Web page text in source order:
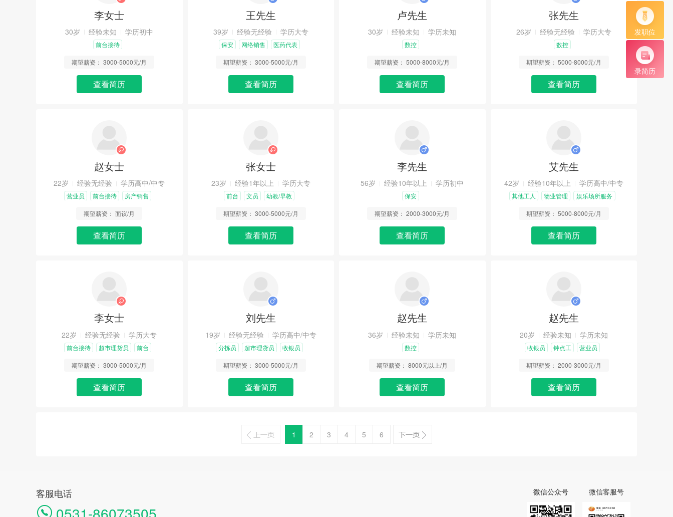
发职位
录简历
李女士
30岁 经验未知 学历初中
前台接待
期望薪资：3000-5000元/月
查看简历
王先生
39岁 经验无经验 学历大专
保安 网络销售 医药代表
期望薪资： 3000-5000元/月
查看简历
卢先生
30岁 经验未知 学历未知
数控
期望薪资：5000-8000元/月
查看简历
张先生
26岁 经验无经验 学历大专
数控
期望薪资： 5000-8000元/月
查看简历
赵女士
22岁 经验无经验 学历高中/中专
营业员 前台接待 房产销售
期望薪资：面议/月
查看简历
张女士
23岁 经验1年以上 学历大专
前台 文员 幼教/早教
期望薪资： 3000-5000元/月
查看简历
李先生
56岁 经验10年以上 学历初中
保安
期望薪资：2000-3000元/月
查看简历
艾先生
42岁 经验10年以上 学历高中/中专
其他工人 物业管理
娱乐场所服务
期望薪资： 5000-8000元/月
查看简历
李女士
22岁 经验无经验 学历大专
前台接待 超市理货员 前台
期望薪资：3000-5000元/月
查看简历
刘先生
19岁 经验无经验 学历高中/中专
分拣员 超市理货员 收银员
期望薪资： 3000-5000元/月
查看简历
赵先生
36岁 经验未知 学历未知
数控
期望薪资：8000元以上/月
查看简历
赵先生
20岁 经验未知 学历未知
收银员 钟点工 营业员
期望薪资： 2000-3000元/月
查看简历
1 2 3 4 5 6
客服电话
0531-86073505
微信公众号 微信客服号